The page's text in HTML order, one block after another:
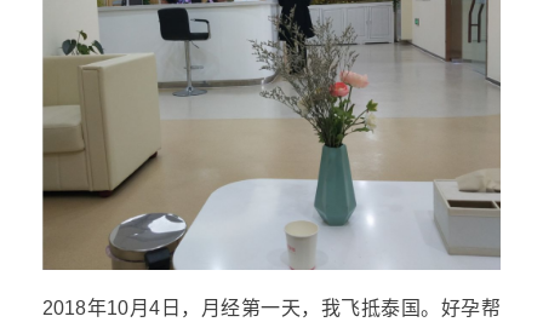
2018年10月4日，月经第一天，我飞抵泰国。好孕帮